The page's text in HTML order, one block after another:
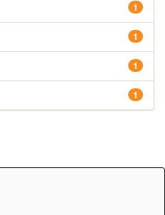
1
1
1
1